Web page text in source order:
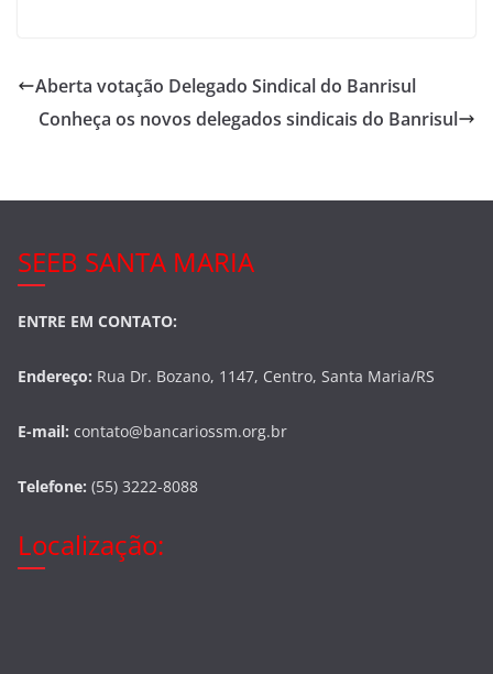
e
b
er e
Aberta votação Delegado Sindical do Banrisul
Conheça os novos delegados sindicais do Banrisul
SEEB SANTA MARIA
ENTRE EM CONTATO:
Endereço: Rua Dr. Bozano, 1147, Centro, Santa Maria/RS
E-mail: contato@bancariossm.org.br
Telefone: (55) 3222-8088
Localização: